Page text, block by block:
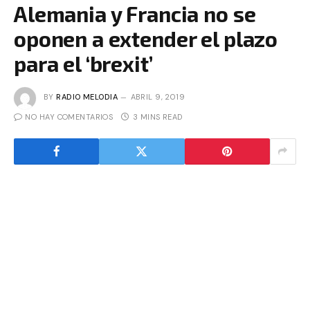
Alemania y Francia no se
oponen a extender el plazo
para el ‘brexit’
BY RADIO MELODIA ABRIL 9, 2019
NO HAY COMENTARIOS 3 MINS READ